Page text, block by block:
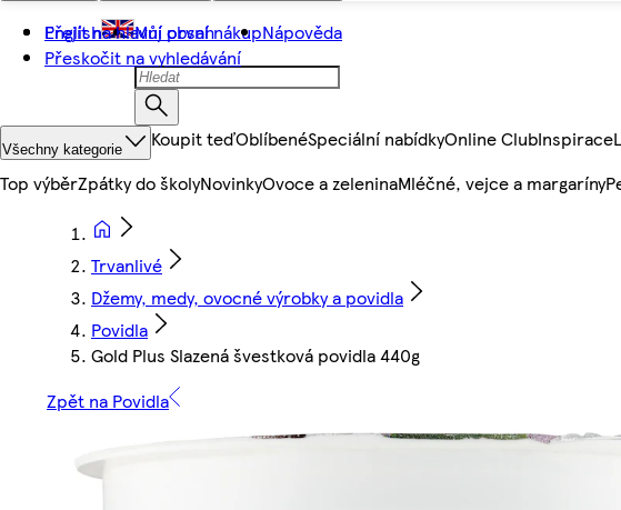
Přejít na hlavní obsah
Přeskočit na vyhledávání
English Můj první nákupNápověda
Všechny kategorie Koupit teďOblíbenéSpeciální nabídkyOnline ClubInspirace
Top výběrZpátky do školyNovinkyOvoce a zeleninaMléčné, vejce a margaríny
Trvanlivé
Džemy, medy, ovocné výrobky a povidla
Povidla
Gold Plus Slazená švestková povidla 440g
Zpět na Povidla